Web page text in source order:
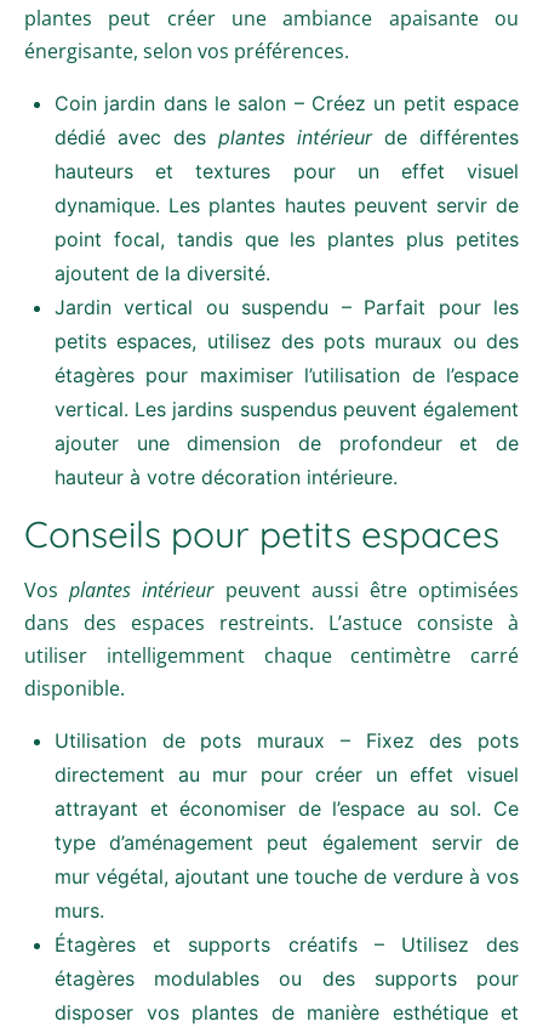
plantes peut créer une ambiance apaisante ou
énergisante, selon vos préférences.
Coin jardin dans le salon – Créez un petit espace
dédié avec des plantes intérieurde différentes
hauteurs et textures pour un effet visuel
dynamique. Les plantes hautes peuvent servir de
point focal, tandis que les plantes plus petites
ajoutent de la diversité.
Jardin vertical ou suspendu – Parfait pour les
petits espaces, utilisez des pots muraux ou des
étagères pour maximiser l’utilisation de l’espace
vertical. Les jardins suspendus peuvent également
ajouter une dimension de profondeur et de
hauteur à votre décoration intérieure.
Conseils pour petits espaces
Vosplantes intérieurpeuvent aussi être optimisées
dans des espaces restreints. L’astuce consiste à
utiliser intelligemment chaque centimètre carré
disponible.
Utilisation de pots muraux – Fixez des pots
directement au mur pour créer un effet visuel
attrayant et économiser de l’espace au sol. Ce
type d’aménagement peut également servir de
mur végétal, ajoutant une touche de verdure à vos
murs.
Étagères et supports créatifs – Utilisez des
étagères modulables ou des supports pour
disposer vos plantes de manière esthétique et